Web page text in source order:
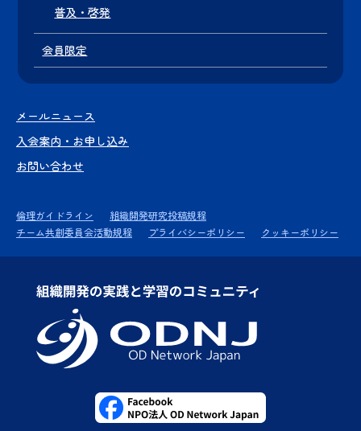
普及・啓発
会員限定
メールニュース
入会案内・お申し込み
お問い合わせ
倫理ガイドライン
組織開発研究投稿規程
チーム共創委員会活動規程
プライバシーポリシー クッキーポリシー